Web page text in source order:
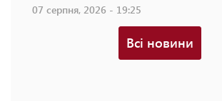
07 серпня, 2026 - 19:25
Всі новини